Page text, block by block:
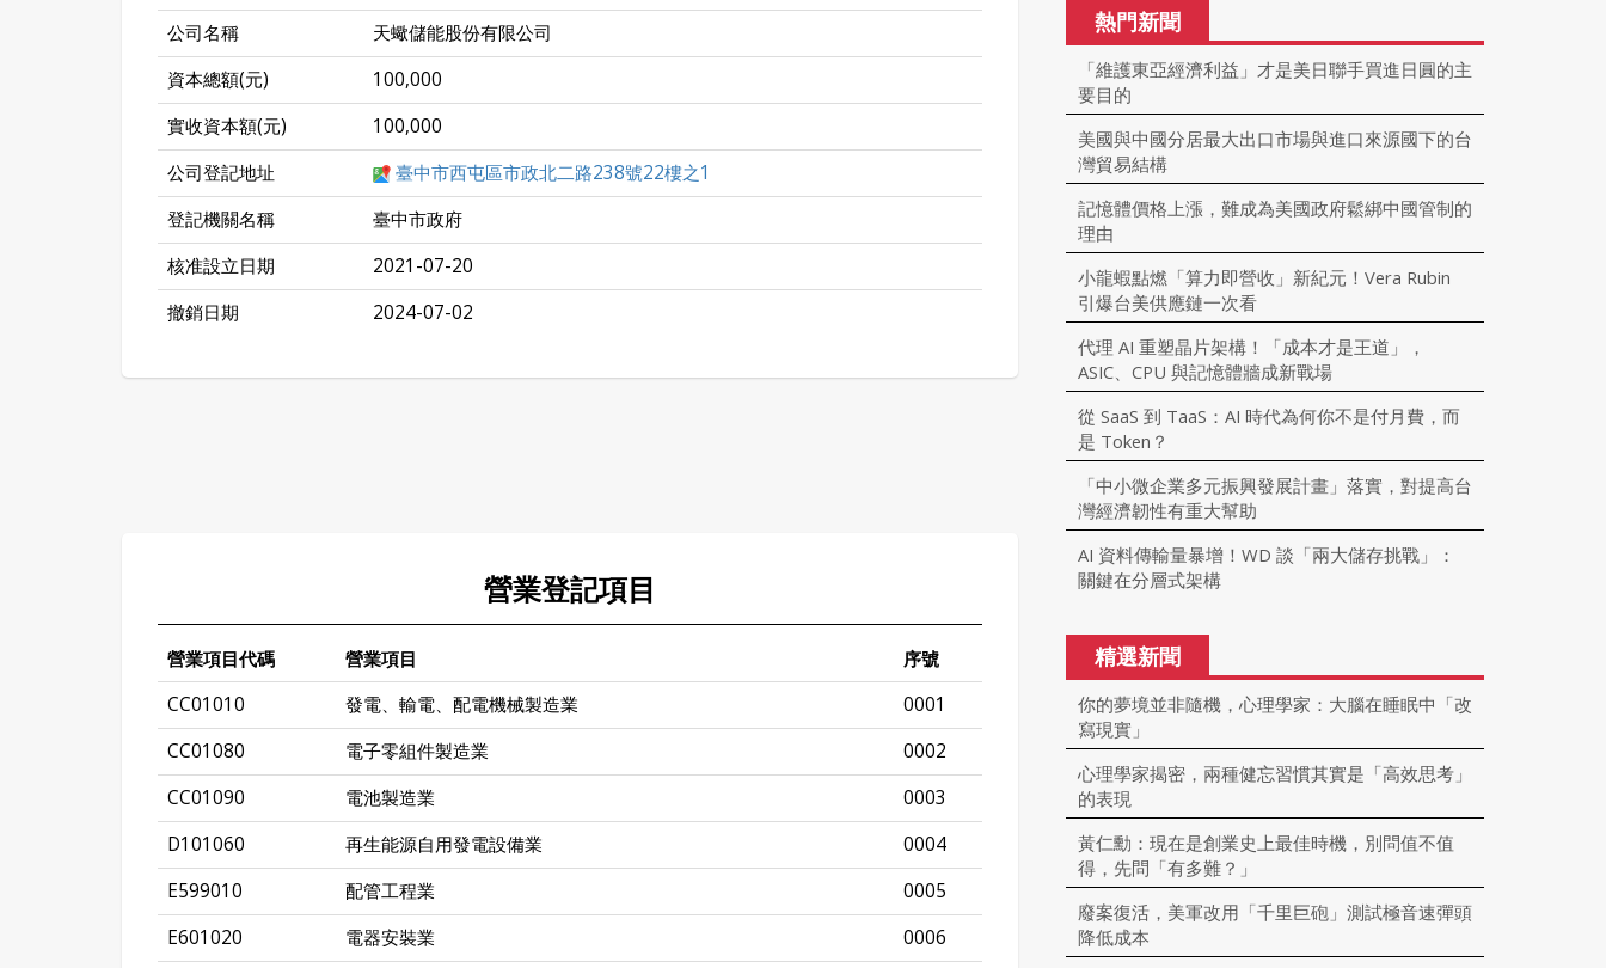
公司名稱
天蠍儲能股份有限公司
資本總額(元)
100,000
實收資本額(元)
100,000
公司登記地址
臺中市西屯區市政北二路238號22樓之1
登記機關名稱
臺中市政府
核准設立日期
2021-07-20
撤銷日期
2024-07-02
營業登記項目
營業項目代碼 營業項目 序號
CC01010 發電、輸電、配電機械製造業
0001
CC01080
電子零組件製造業
0002
CC01090
電池製造業
0003
D101060
再生能源自用發電設備業
0004
E599010
配管工程業
0005
E601020
電器安裝業
0006
熱門新聞
「維護東亞經濟利益」才是美日聯手買進日圓的主
要目的
美國與中國分居最大出口市場與進口來源國下的台
灣貿易結構
記憶體價格上漲，難成為美國政府鬆綁中國管制的
理由
小龍蝦點燃「算力即營收」新紀元！Vera Rubin
引爆台美供應鏈一次看
代理 AI 重塑晶片架構！「成本才是王道」，
ASIC、CPU 與記憶體牆成新戰場
從 SaaS 到 TaaS：AI 時代為何你不是付月費，而
是 Token？
「中小微企業多元振興發展計畫」落實，對提高台
灣經濟韌性有重大幫助
AI 資料傳輸量暴增！WD 談「兩大儲存挑戰」：
關鍵在分層式架構
精選新聞
你的夢境並非隨機，心理學家：大腦在睡眠中「改
寫現實」
心理學家揭密，兩種健忘習慣其實是「高效思考」
的表現
黃仁勳：現在是創業史上最佳時機，別問值不值
得，先問「有多難？」
廢案復活，美軍改用「千里巨砲」測試極音速彈頭
降低成本